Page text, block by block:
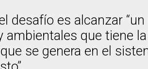
desafío es alcanzar
que tiene
se genera en el